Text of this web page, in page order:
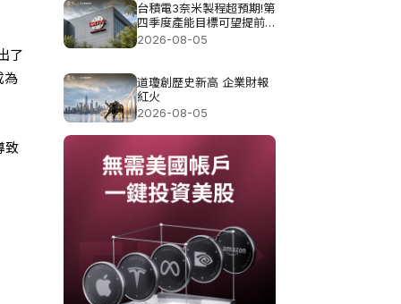
了
為
致
台積電3奈米製程超預期!第
四季度產能目標可望提前
達成
2026-08-05
道瓊創歷史新高 企業財報
紅火
2026-08-05